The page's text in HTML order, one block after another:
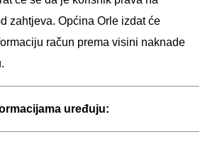
zahtjeva. Općina Orle izdat će
račun prema visini naknade
uređuju: